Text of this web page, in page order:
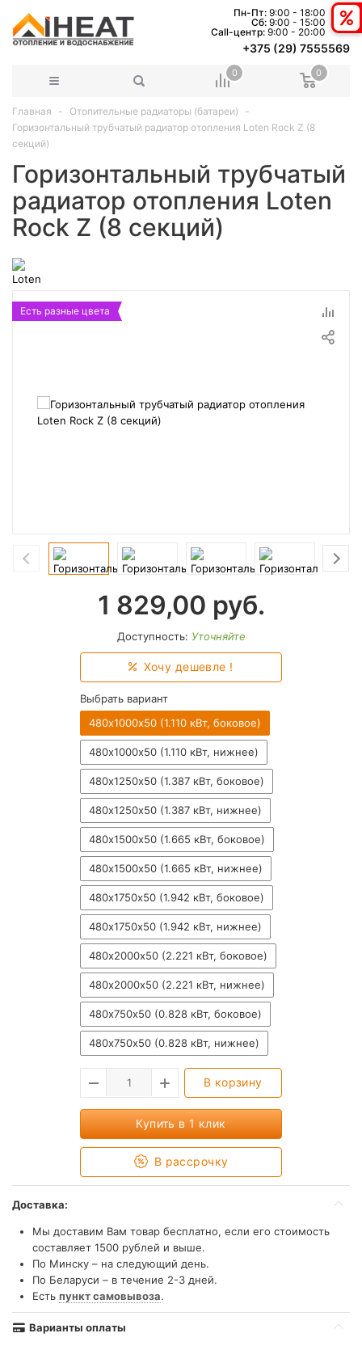
Пн-Пт: 9:00 - 18:00
Сб: 9:00 - 15:00
Сall-центр: 9:00 - 20:00
+375 (29) 7555569
0 0
Главная
Отопительные радиаторы (батареи)
Горизонтальный трубчатый радиатор отопления Loten Rock Z (8
секций)
Горизонтальный трубчатый
радиатор отопления Loten
Rock Z (8 секций)
Есть разные цвета
1 829,00 руб.
Доступность: Уточняйте
Хочу дешевле !
Выбрать вариант
480х1000х50 (1.110 кВт, боковое)
480х1000х50 (1.110 кВт, нижнее)
480х1250х50 (1.387 кВт, боковое)
480х1250х50 (1.387 кВт, нижнее)
480х1500х50 (1.665 кВт, боковое)
480х1500х50 (1.665 кВт, нижнее)
480х1750х50 (1.942 кВт, боковое)
480х1750х50 (1.942 кВт, нижнее)
480х2000х50 (2.221 кВт, боковое)
480х2000х50 (2.221 кВт, нижнее)
480х750х50 (0.828 кВт, боковое)
480х750х50 (0.828 кВт, нижнее)
В корзину
Купить в 1 клик
В рассрочку
Доставка:
Мы доставим Вам товар бесплатно, если его стоимость
составляет 1500 рублей и выше.
По Минску – на следующий день.
По Беларуси – в течение 2-3 дней.
Есть пункт самовывоза.
Варианты оплаты